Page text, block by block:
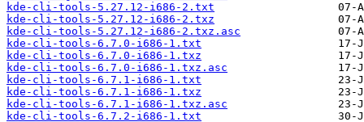
kde-cli-tools-5.27.12-i686-2.txt
kde-cli-tools-5.27.12-i686-2.txz
kde-cli-tools-5.27.12-i686-2.txz.asc
kde-cli-tools-6.7.0-i686-1.txt
kde-cli-tools-6.7.0-i686-1.txz
kde-cli-tools-6.7.0-i686-1.txz.asc
kde-cli-tools-6.7.1-i686-1.txt
kde-cli-tools-6.7.1-i686-1.txz
kde-cli-tools-6.7.1-i686-1.txz.asc
kde-cli-tools-6.7.2-i686-1.txt